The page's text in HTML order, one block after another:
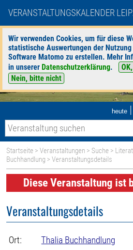
VERANSTALTUNGSKALENDER
Wir verwenden Cookies, um für diese
statistische Auswertungen der
Software Matomo zu erstellen. Mehr
in unserer Datenschutzerklärung.
Nein, bitte nicht
heute |
Startseite >Veranstaltungen > Suche >
Buchhandlung > Veranstaltungsdetails
Diese Veranstaltung ist
Veranstaltungsdetails
Ort:
Thalia Buchhandlung